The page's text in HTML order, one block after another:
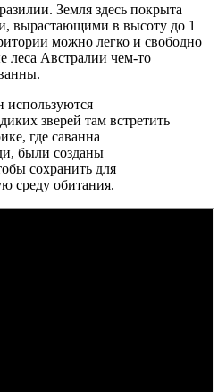
Земля здесь покрыта
вырастающими в высоту до 1
можно легко и свободно
леса Австралии чем-то
используются
зверей там встретить
где саванна
были созданы
сохранить для
среду обитания.